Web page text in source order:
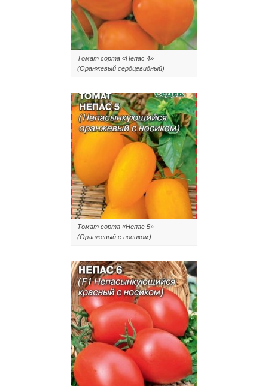
Томат сорта «Непас 4»
(Оранжевый сердцевидный)
Томат сорта «Непас 5»
(Оранжевый с носиком)